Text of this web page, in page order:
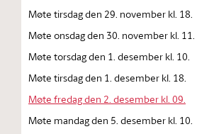
Møte tirsdag den 29. november kl. 18.
Møte onsdag den 30. november kl. 11.
Møte torsdag den 1. desember kl. 10.
Møte tirsdag den 1. desember kl. 18.
Møte fredag den 2. desember kl. 09.
Møte mandag den 5. desember kl. 10.